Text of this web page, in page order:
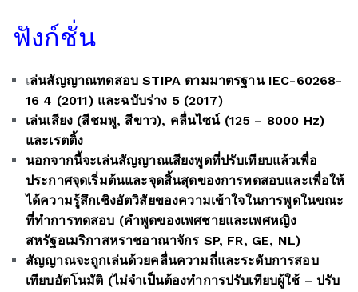
ฟังก์ชั่น
เล่นสัญญาณทดสอบ STIPA ตามมาตรฐาน IEC-60268-
16 4 (2011) และฉบับร่าง 5 (2017)
เล่นเสียง (สีชมพู, สีขาว), คลื่นไซน์ (125 – 8000 Hz)
และเรตติ้ง
นอกจากนี้จะเล่นสัญญาณเสียงพูดที่ปรับเทียบแล้วเพื่อ
ประกาศจุดเริ่มต้นและจุดสิ้นสุดของการทดสอบและเพื่อให้
ได้ความรู้สึกเชิงอัตวิสัยของความเข้าใจในการพูดในขณะ
ที่ทำการทดสอบ (คำพูดของเพศชายและเพศหญิง
สหรัฐอเมริกาสหราชอาณาจักร SP, FR, GE, NL)
สัญญาณจะถูกเล่นด้วยคลื่นความถี่และระดับการสอบ
เทียบอัตโนมัติ (ไม่จำเป็นต้องทำการปรับเทียบผู้ใช้ – ปรับ